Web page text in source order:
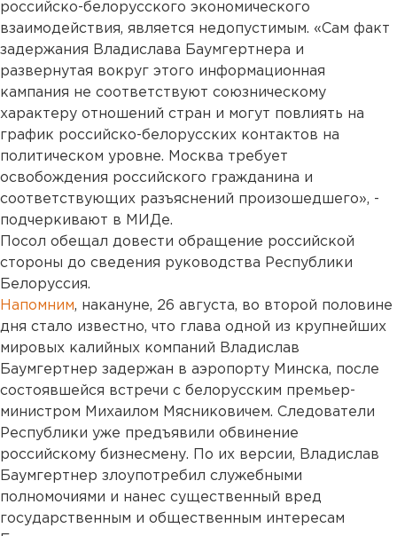
российско-белорусского экономического
взаимодействия, является недопустимым. «Сам факт
задержания Владислава Баумгертнера и
развернутая вокруг этого информационная
кампания не соответствуют союзническому
характеру отношений стран и могут повлиять на
график российско-белорусских контактов на
политическом уровне. Москва требует
освобождения российского гражданина и
соответствующих разъяснений произошедшего», -
подчеркивают в МИДе.
Посол обещал довести обращение российской
стороны до сведения руководства Республики
Белоруссия.
Напомним, накануне, 26 августа, во второй половине
дня стало известно, что глава одной из крупнейших
мировых калийных компаний Владислав
Баумгертнер задержан в аэропорту Минска, после
состоявшейся встречи с белорусским премьер-
министром Михаилом Мясниковичем. Следователи
Республики уже предъявили обвинение
российскому бизнесмену. По их версии, Владислав
Баумгертнер злоупотребил служебными
полномочиями и нанес существенный вред
государственным и общественным интересам